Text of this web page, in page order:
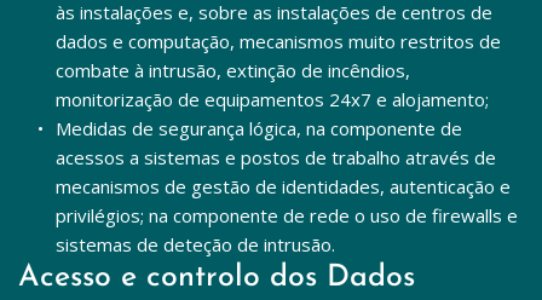
às instalações e, sobre as instalações de centros de
dados e computação, mecanismos muito restritos de
combate à intrusão, extinção de incêndios,
monitorização de equipamentos 24x7 e alojamento;
Medidas de segurança lógica, na componente de
acessos a sistemas e postos de trabalho através de
mecanismos de gestão de identidades, autenticação e
privilégios; na componente de rede o uso de firewalls e
sistemas de deteção de intrusão.
Acesso e controlo dos Dados